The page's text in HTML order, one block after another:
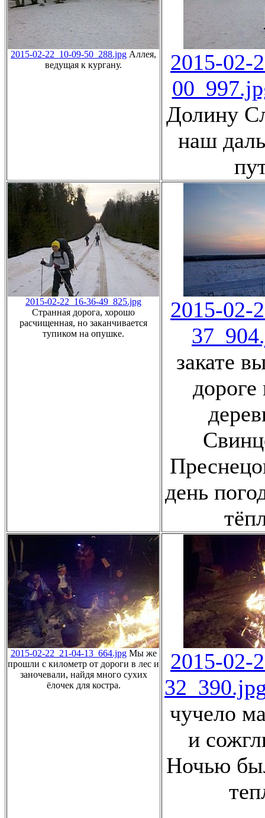
2015-02-22_10-09-50_288.jpg Аллея,
ведущая к кургану.
2015-02-
Долину
наш
2015-02-22_16-36-49_825.jpg
Странная дорога, хорошо
расчищенная, но заканчивается
тупиком на опушке.
2015-02-
закате
день
2015-02-22_21-04-13_664.jpgМы же
прошли с километр от дороги в лес и
заночевали, найдя много сухих
ёлочек для костра.
2015-02-
чучело
и
Ночью